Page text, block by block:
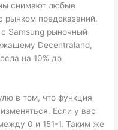
снимают любые
рынком предсказаний.
Samsung рыночный
Decentraland,
на 10% до
в том, что функция
Если у вас
0 и 151-1. Таким же